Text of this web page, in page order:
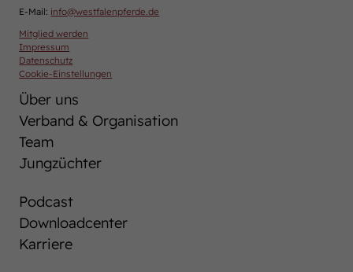
E-Mail: info@westfalenpferde.de
Mitglied werden
Impressum
Datenschutz
Cookie-Einstellungen
Über uns
Verband & Organisation
Team
Jungzüchter
Podcast
Downloadcenter
Karriere